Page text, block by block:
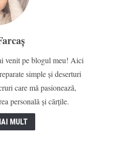
venit pe blogul meu! Aici
simple și deserturi
care mă pasionează,
personală și cărțile.
MULT